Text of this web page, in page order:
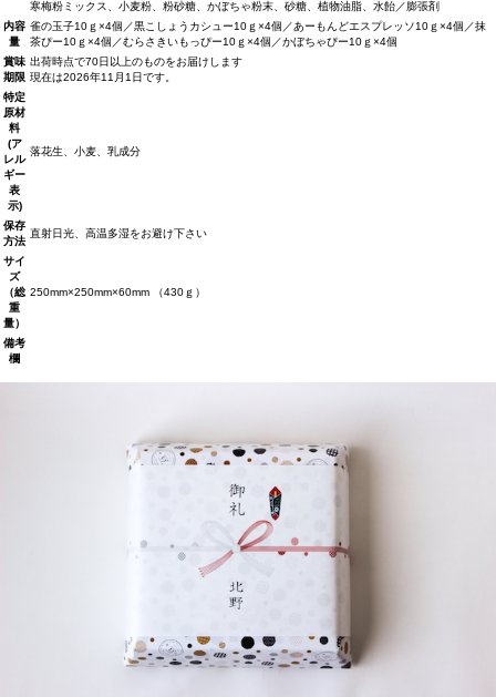
寒梅粉ミックス、小麦粉、粉砂糖、かぼちゃ粉末、砂糖、植物油脂、水飴／膨張剤
内容
量
雀の玉子10ｇ×4個／黒こしょうカシュー10ｇ×4個／あーもんどエスプレッソ10ｇ×4個／抹
茶ぴー10ｇ×4個／むらさきいもっぴー10ｇ×4個／かぼちゃぴー10ｇ×4個
賞味
期限
出荷時点で70日以上のものをお届けします
現在は2026年11月1日です。
特定
原材
料
(ア
レル
ギー
表
示)
落花生、小麦、乳成分
保存
方法
直射日光、高温多湿をお避け下さい
サイ
ズ
（総
重
量）
250mm×250mm×60mm （430ｇ）
備考
欄